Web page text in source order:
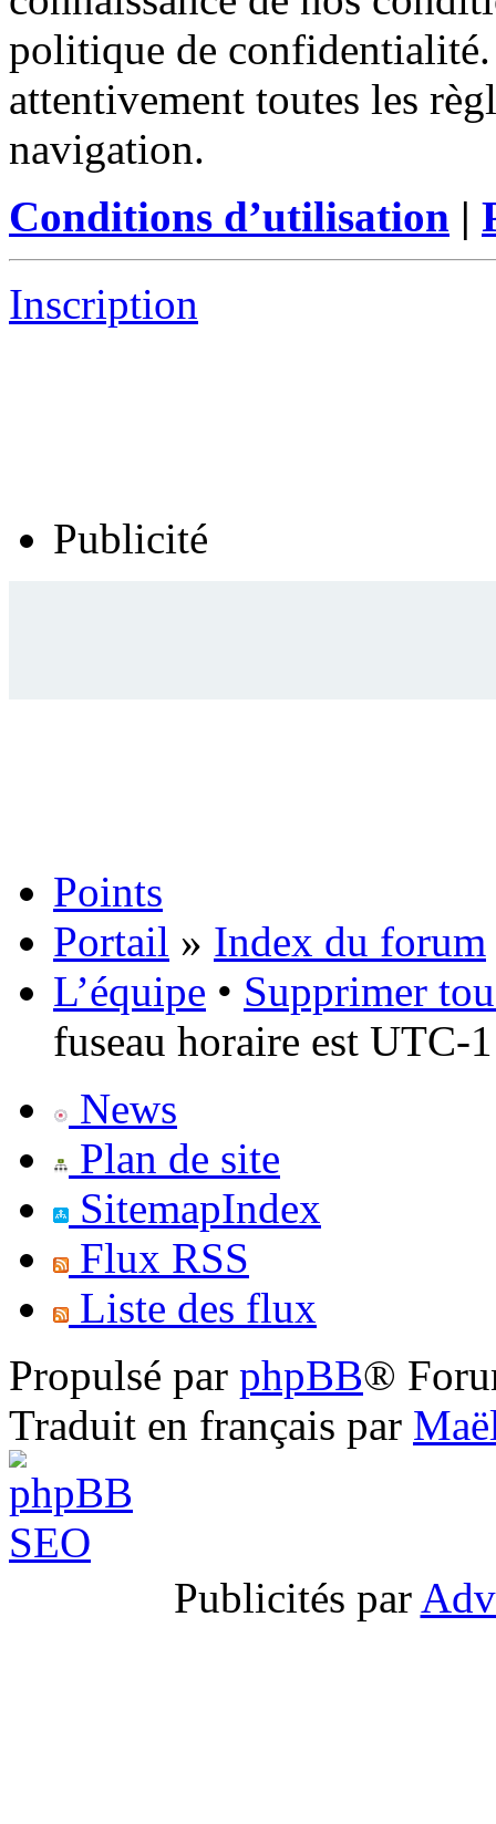
politique de
attentivement toutes les
navigation.
Conditions d’utilisation |
Inscription
Publicité
Points
Portail » Index du forum
L’équipe • Supprimer
fuseau horaire est UTC-
News
Plan de site
SitemapIndex
Flux RSS
Liste des flux
Propulsé par phpBB®
Traduit en français par
Publicités par